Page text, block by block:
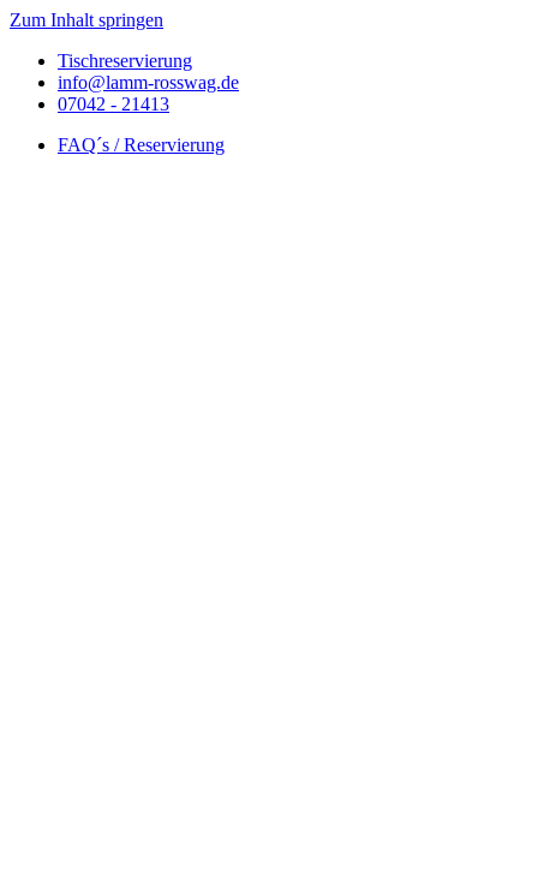
Zum Inhalt springen
Tischreservierung
info@lamm-rosswag.de
07042 - 21413
FAQ´s / Reservierung